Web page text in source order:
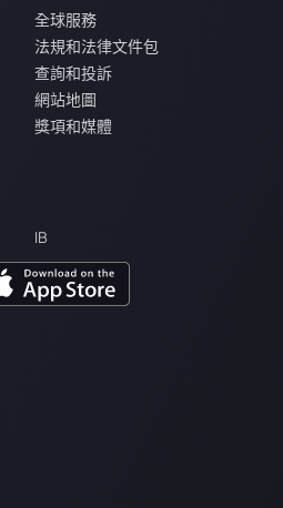
全球服務
法規和法律文件包
查詢和投訴
網站地圖
獎項和媒體
IB